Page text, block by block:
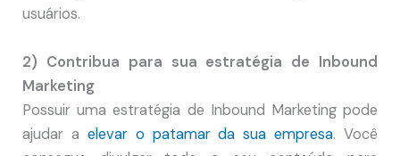
usuários.
2) Contribua para sua estratégia de Inbound
Marketing
Possuir uma estratégia de Inbound Marketing pode
ajudar a elevar o patamar da sua empresa. Você